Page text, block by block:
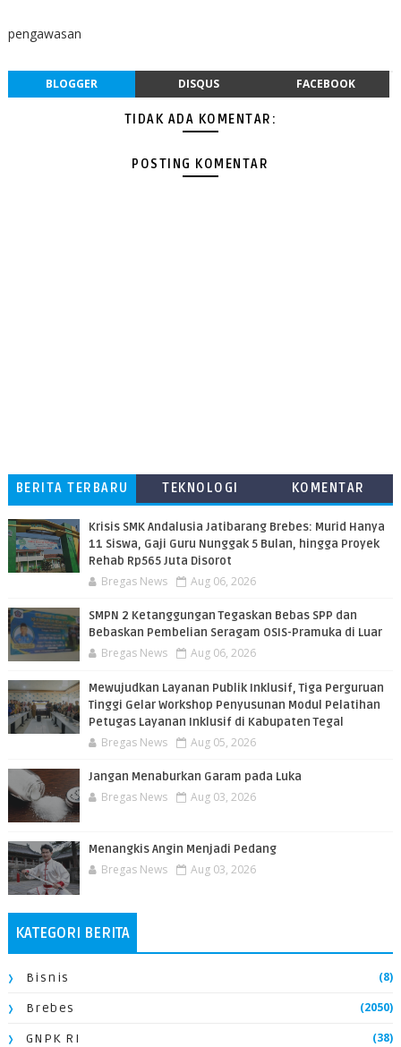
pengawasan
BLOGGER DISQUS FACEBOOK
TIDAK ADA KOMENTAR:
POSTING KOMENTAR
BERITA TERBARU TEKNOLOGI
KOMENTAR
Krisis SMK Andalusia Jatibarang Brebes: Murid Hanya
11 Siswa, Gaji Guru Nunggak 5 Bulan, hingga Proyek
Rehab Rp565 Juta Disorot
Bregas News Aug 06, 2026
SMPN 2 Ketanggungan Tegaskan Bebas SPP dan
Bebaskan Pembelian Seragam OSIS-Pramuka di Luar
Bregas News Aug 06, 2026
​Mewujudkan Layanan Publik Inklusif, Tiga Perguruan
Tinggi Gelar Workshop Penyusunan Modul Pelatihan
Petugas Layanan Inklusif di Kabupaten Tegal
Bregas News Aug 05, 2026
Jangan Menaburkan Garam pada Luka
Bregas News Aug 03, 2026
Menangkis Angin Menjadi Pedang
Bregas News Aug 03, 2026
KATEGORI BERITA
Bisnis (8)
Brebes (2050)
GNPK RI (38)